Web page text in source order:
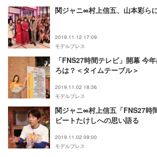
関ジャニ∞村上信五、山本彩ら
2019.11.12 17:09
モデルプレス
「FNS27時間テレビ」開幕 今
ろは？＜タイムテーブル＞
2019.11.02 18:36
モデルプレス
関ジャニ∞村上信五「FNS27時
ビートたけしへの思い語る
2019.11.02 09:00
モデルプレス